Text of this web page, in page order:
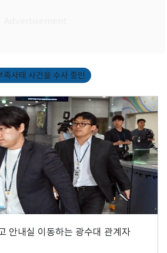
사태 사건을 수사 중인
안내실 이동하는 광수대 관계자